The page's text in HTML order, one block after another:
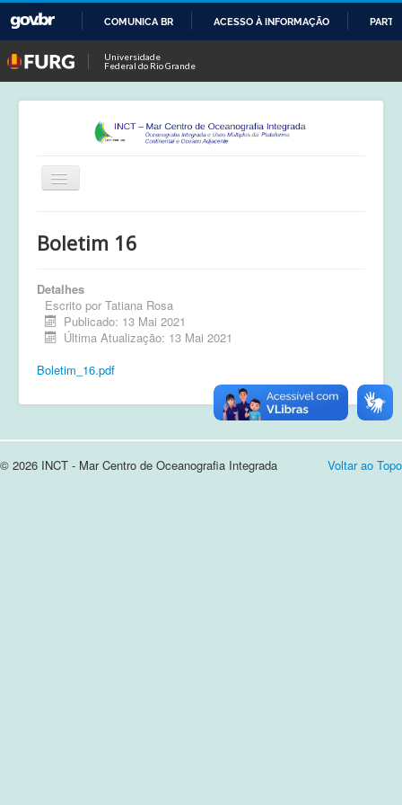
O
CONTEÚDO
COMUNICA BR ACESSO À INFORMAÇÃO
Universidade
Federal do Rio Grande
Alternar
Navegação
Calendário
Equipe
Boletim
Login
Boletim 16
Detalhes
Escrito por Tatiana Rosa
Publicado: 13 Mai 2021
Última Atualização: 13 Mai 2021
Boletim_16.pdf
Voltar ao Topo
© 2026 INCT - Mar Centro de Oceanografia Integrada